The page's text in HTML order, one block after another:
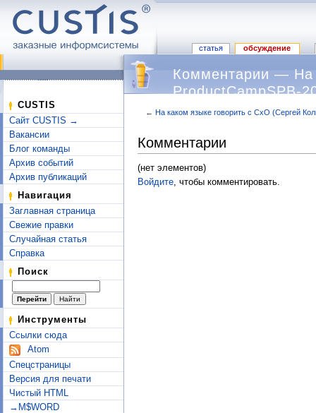
статья обсуждение
CUSTIS
Сайт CUSTIS →
Вакансии
Блог команды
Архив событий
Архив публикаций
Навигация
Заглавная страница
Свежие правки
Случайная статья
Справка
Поиск
Инструменты
Ссылки сюда
Atom
Спецстраницы
Версия для печати
Чистый HTML
→M$WORD
Комментарии — На
ProductCampSPB-
← На каком языке говорить с СхО (Сергей
Комментарии
(нет элементов)
Войдите, чтобы комментировать.